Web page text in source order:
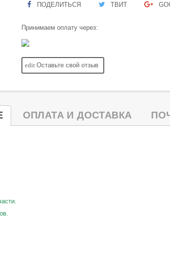
ПОДЕЛИТЬСЯ ТВИТ
Принимаем оплату через:
edit Оставьте свой отзыв
ОПЛАТА И ДОСТАВКА